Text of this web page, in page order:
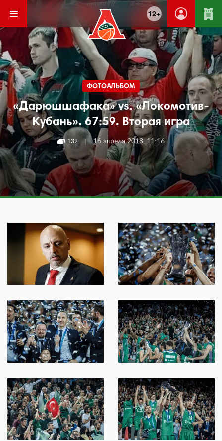
12+
ФОТОАЛЬБОМ
«Дарюшшафака» vs. «Локомотив-
Кубань». 67:59. Вторая игра
132 | 16 апреля 2018, 11:16